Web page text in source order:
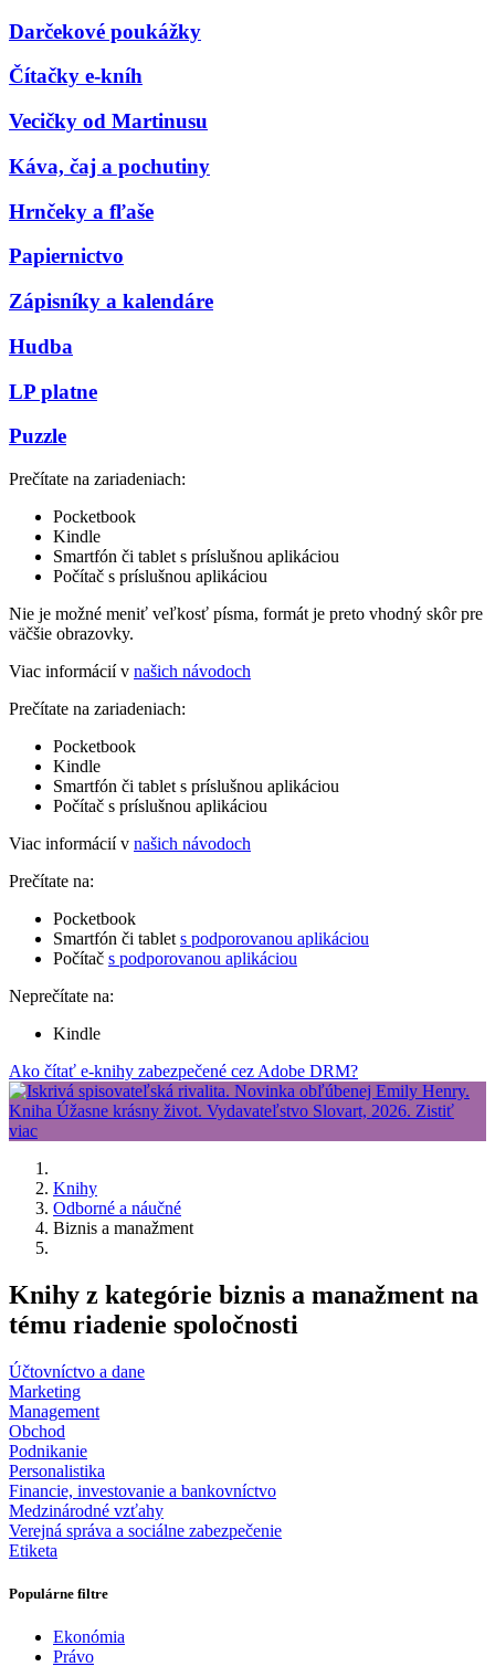
Darčekové poukážky
Čítačky e-kníh
Vecičky od Martinusu
Káva, čaj a pochutiny
Hrnčeky a fľaše
Papiernictvo
Zápisníky a kalendáre
Hudba
LP platne
Puzzle
Prečítate na zariadeniach:
Pocketbook
Kindle
Smartfón či tablet s príslušnou aplikáciou
Počítač s príslušnou aplikáciou
Nie je možné meniť veľkosť písma, formát je preto vhodný skôr pre
väčšie obrazovky.
Viac informácií v našich návodoch
Prečítate na zariadeniach:
Pocketbook
Kindle
Smartfón či tablet s príslušnou aplikáciou
Počítač s príslušnou aplikáciou
Viac informácií v našich návodoch
Prečítate na:
Pocketbook
Smartfón či tablet s podporovanou aplikáciou
Počítač s podporovanou aplikáciou
Neprečítate na:
Kindle
Ako čítať e-knihy zabezpečené cez Adobe DRM?
Knihy
Odborné a náučné
Biznis a manažment
Knihy z kategórie biznis a manažment na
tému riadenie spoločnosti
Účtovníctvo a dane
Marketing
Management
Obchod
Podnikanie
Personalistika
Financie, investovanie a bankovníctvo
Medzinárodné vzťahy
Verejná správa a sociálne zabezpečenie
Etiketa
Populárne filtre
Ekonómia
Právo